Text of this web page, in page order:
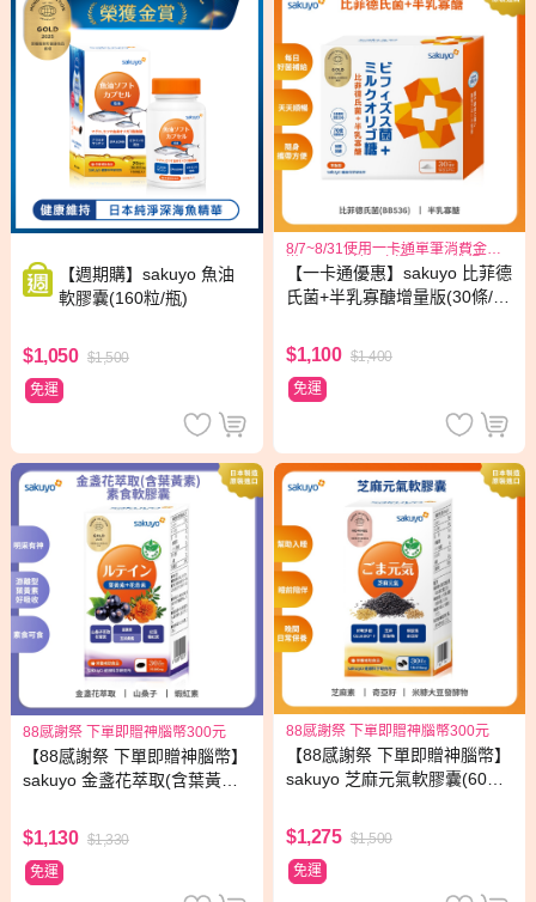
【週期購】sakuyo 魚油
軟膠囊(160粒/瓶)
$1,050 $1,500
免運
8/7~8/31使用一卡通單筆消費金額
滿1999元,於一卡通APP可獲得300
元儲值金回饋
【一卡通優惠】sakuyo 比菲德
氏菌+半乳寡醣增量版(30條/
$1,100 $1,400
免運
88感謝祭 下單即贈神腦幣300元
【88感謝祭 下單即贈神腦幣】
sakuyo 金盞花萃取(含葉黃素)
$1,130 $1,330
免運
88感謝祭 下單即贈神腦幣300元
【88感謝祭 下單即贈神腦幣】
sakuyo 芝麻元氣軟膠囊(60粒/
$1,275 $1,500
免運